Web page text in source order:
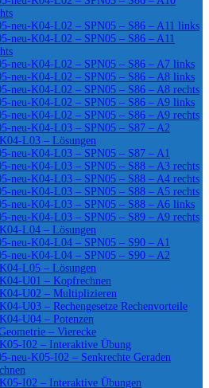
neu-K04-L02 – SPN05 – S86 – A11 links
neu-K04-L02 – SPN05 – S86 – A11
neu-K04-L02 – SPN05 – S86 – A7 links
neu-K04-L02 – SPN05 – S86 – A8 links
neu-K04-L02 – SPN05 – S86 – A8 rechts
neu-K04-L02 – SPN05 – S86 – A9 links
neu-K04-L02 – SPN05 – S86 – A9 rechts
neu-K04-L03 – SPN05 – S87 – A2
L03 – Lösungen
neu-K04-L03 – SPN05 – S87 – A1
neu-K04-L03 – SPN05 – S88 – A3 rechts
neu-K04-L03 – SPN05 – S88 – A4 rechts
neu-K04-L03 – SPN05 – S88 – A5 rechts
neu-K04-L03 – SPN05 – S88 – A6 links
neu-K04-L03 – SPN05 – S89 – A9 rechts
L04 – Lösungen
neu-K04-L04 – SPN05 – S90 – A1
neu-K04-L04 – SPN05 – S90 – A2
L05 – Lösungen
U01 – Kopfrechnen
U02 – Multiplizieren
U03 – Rechengesetze Rechenvorteile
U04 – Potenzen
– Vierecke
I02 – Interaktive Übung
neu-K05-I02 – Senkrechte Geraden
I02 – Interaktive Übungen